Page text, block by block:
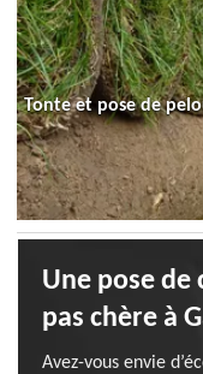
Tonte et pose de
Une pose
pas chère à
Avez-vous envie